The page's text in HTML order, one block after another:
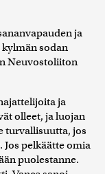
ja
sodan
Neuvostoliiton
ja
olleet, ja luojan
turvallisuutta, jos
pelkäätte omia
puolestanne.